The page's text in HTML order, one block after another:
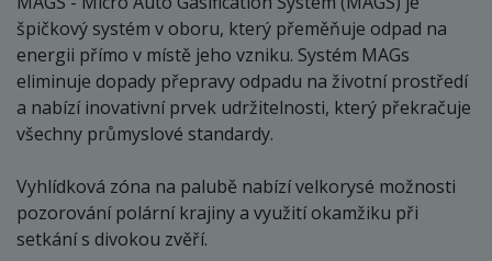
špičkový systém v oboru, který přeměňuje odpad na
energii přímo v místě jeho vzniku. Systém MAGs
eliminuje dopady přepravy odpadu na životní prostředí
a nabízí inovativní prvek udržitelnosti, který překračuje
všechny průmyslové standardy.
Vyhlídková zóna na palubě nabízí velkorysé možnosti
pozorování polární krajiny a využití okamžiku při
setkání s divokou zvěří.